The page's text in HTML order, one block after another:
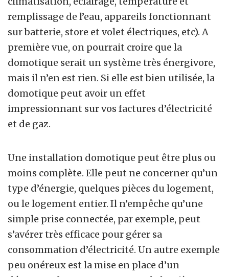
remplissage de l’eau, appareils fonctionnant
sur batterie, store et volet électriques, etc). A
première vue, on pourrait croire que la
domotique serait un système très énergivore,
mais il n’en est rien. Si elle est bien utilisée, la
domotique peut avoir un effet
impressionnant sur vos factures d’électricité
et de gaz.
Une installation domotique peut être plus ou
moins complète. Elle peut ne concerner qu’un
type d’énergie, quelques pièces du logement,
ou le logement entier. Il n’empêche qu’une
simple prise connectée, par exemple, peut
s’avérer très efficace pour gérer sa
consommation d’électricité. Un autre exemple
peu onéreux est la mise en place d’un